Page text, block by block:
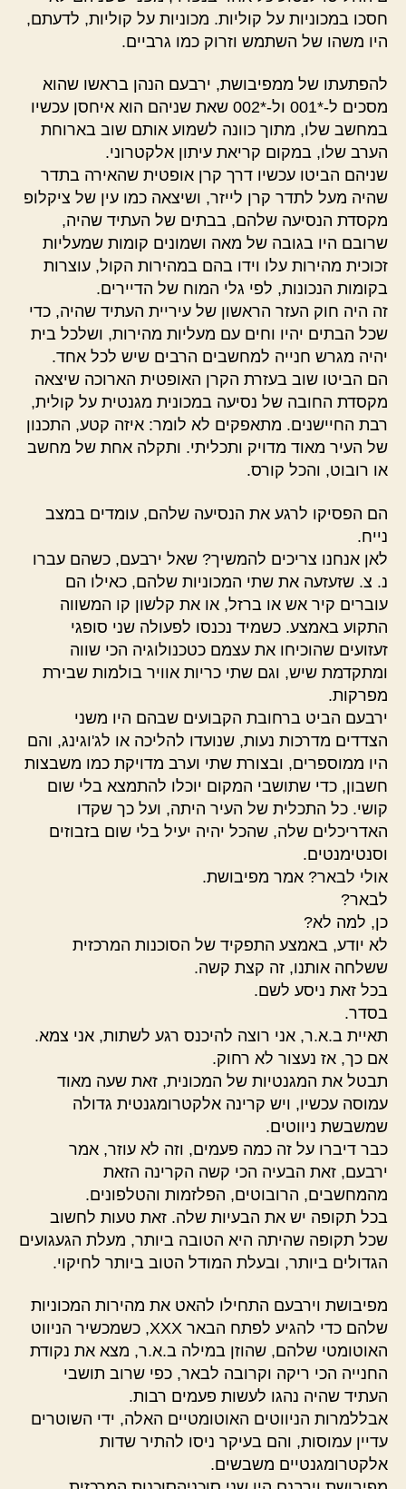
חסכו במכוניות על קוליות. מכוניות על קוליות, לדעתם,
היו משהו של השתמש וזרוק כמו גרביים.
להפתעתו של ממפיבושת, ירבעם הנהן בראשו שהוא
מסכים ל-*001 ול-*002 שאת שניהם הוא איחסן עכשיו
במחשב שלו, מתוך כוונה לשמוע אותם שוב בארוחת
הערב שלו, במקום קריאת עיתון אלקטרוני.
שניהם הביטו עכשיו דרך קרן אופטית שהאירה בתדר
שהיה מעל לתדר קרן לייזר, ושיצאה כמו עין של ציקלופ
מקסדת הנסיעה שלהם, בבתים של העתיד שהיה,
שרובם היו בגובה של מאה ושמונים קומות שמעליות
זכוכית מהירות עלו וידו בהם במהירות הקול, עוצרות
בקומות הנכונות, לפי גלי המוח של הדיירים.
זה היה חוק העזר הראשון של עיריית העתיד שהיה, כדי
שכל הבתים יהיו וחים עם מעליות מהירות, ושלכל בית
יהיה מגרש חנייה למחשבים הרבים שיש לכל אחד.
הם הביטו שוב בעזרת הקרן האופטית הארוכה שיצאה
מקסדת החובה של נסיעה במכונית מגנטית על קולית,
רבת החיישנים. מתאפקים לא לומר: איזה קטע, התכנון
של העיר מאוד מדויק ותכליתי. ותקלה אחת של מחשב
או רובוט, והכל קורס.
הם הפסיקו לרגע את הנסיעה שלהם, עומדים במצב
נייח.
לאן אנחנו צריכים להמשיך? שאל ירבעם, כשהם עברו
נ. צ. שזעזעה את שתי המכוניות שלהם, כאילו הם
עוברים קיר אש או ברזל, או את קלשון קו המשווה
התקוע באמצע. כשמיד נכנסו לפעולה שני סופגי
זעזועים שהוכיחו את עצמם כטכנולוגיה הכי שווה
ומתקדמת שיש, וגם שתי כריות אוויר בולמות שבירת
מפרקות.
ירבעם הביט ברחובת הקבועים שבהם היו משני
הצדדים מדרכות נעות, שנועדו להליכה או לג'וגינג, והם
היו ממוספרים, ובצורת שתי וערב מדויקת כמו משבצות
חשבון, כדי שתושבי המקום יוכלו להתמצא בלי שום
קושי. כל התכלית של העיר היתה, ועל כך שקדו
האדריכלים שלה, שהכל יהיה יעיל בלי שום בזבוזים
וסנטימנטים.
אולי לבאר? אמר מפיבושת.
לבאר?
כן, למה לא?
לא יודע, באמצע התפקיד של הסוכנות המרכזית
ששלחה אותנו, זה קצת קשה.
בכל זאת ניסע לשם.
בסדר.
תאיית ב.א.ר, אני רוצה להיכנס רגע לשתות, אני צמא.
אם כך, אז נעצור לא רחוק.
תבטל את המגנטיות של המכונית, זאת שעה מאוד
עמוסה עכשיו, ויש קרינה אלקטרומגנטית גדולה
שמשבשת ניווטים.
כבר דיברו על זה כמה פעמים, וזה לא עוזר, אמר
ירבעם, זאת הבעיה הכי קשה הקרינה הזאת
מהמחשבים, הרובוטים, הפלזמות והטלפונים.
בכל תקופה יש את הבעיות שלה. זאת טעות לחשוב
שכל תקופה שהיתה היא הטובה ביותר, מעלת הגעגועים
הגדולים ביותר, ובעלת המודל הטוב ביותר לחיקוי.
מפיבושת וירבעם התחילו להאט את מהירות המכוניות
שלהם כדי להגיע לפתח הבאר XXX, כשמכשיר הניווט
האוטומטי שלהם, שהוזן במילה ב.א.ר, מצא את נקודת
החנייה הכי ריקה וקרובה לבאר, כפי שרוב תושבי
העתיד שהיה נהגו לעשות פעמים רבות.
אבללמרות הניווטים האוטומטיים האלה, ידי השוטרים
עדיין עמוסות, והם בעיקר ניסו להתיר שדות
אלקטרומגנטיים משבשים.